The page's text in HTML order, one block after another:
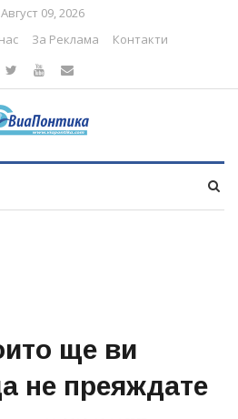
Август 09, 2026
За Реклама Контакти
ще ви
не преяждате